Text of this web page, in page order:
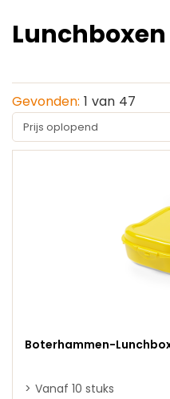
Gevonden: 1 van 47
Boterhammen-
Vanaf 10 stuks